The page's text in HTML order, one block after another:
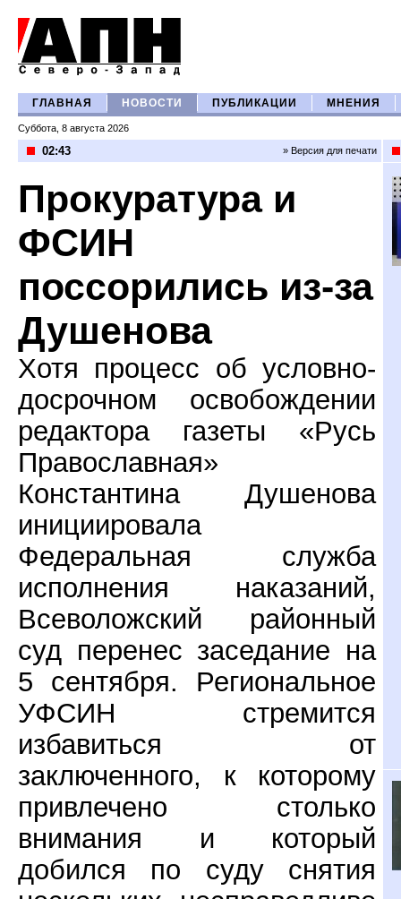
ГЛАВНАЯ НОВОСТИ ПУБЛИКАЦИИ МНЕНИЯ
Суббота, 8 августа 2026
02:43 » Версия для печати
Прокуратура и
ФСИН
поссорились из-за
Душенова
Хотя процесс об условно-
досрочном освобождении
редактора газеты «Русь
Православная»
Константина Душенова
инициировала
Федеральная служба
исполнения наказаний,
Всеволожский районный
суд перенес заседание на
5 сентября. Региональное
УФСИН стремится
избавиться от
заключенного, к которому
привлечено столько
внимания и который
добился по суду снятия